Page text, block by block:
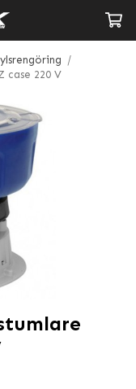
/
case 220 V